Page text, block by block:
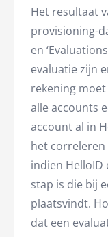
Het resultaat
provisioning-
en
evaluatie zijn
rekening
alle accounts
account al in
het correleren
indien HelloID
stap is die bij
plaatsvindt.
dat een